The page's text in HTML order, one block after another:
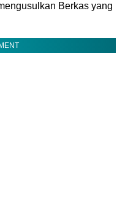
Berkas yang